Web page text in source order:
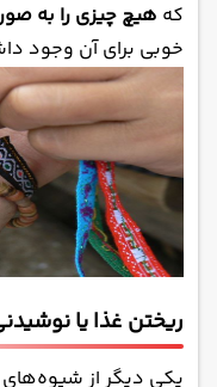
که هیچ چیزی را به
خوبی برای آن وجود
ریختن غذا یا
یکی دیگر از شیوه‌های